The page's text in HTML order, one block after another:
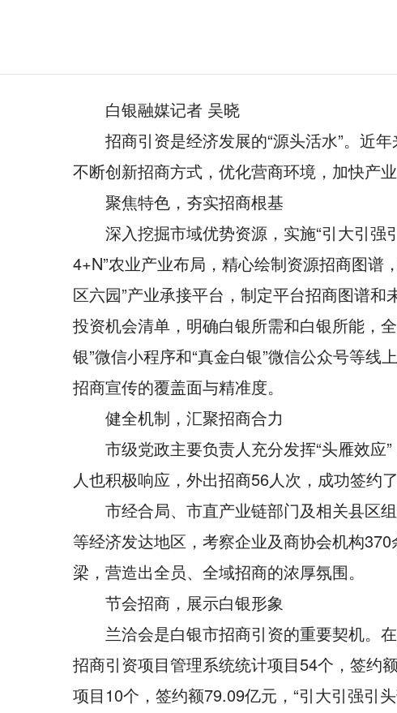
白银融媒记者 吴晓
招商引资是经济发展的“源头活水”。近
不断创新招商方式，优化营商环境，加快产
聚焦特色，夯实招商根基
深入挖掘市域优势资源，实施“引大引强
4+N”农业产业布局，精心绘制资源招商图
区六园”产业承接平台，制定平台招商图谱
投资机会清单，明确白银所需和白银所能，
银”微信小程序和“真金白银”微信公众号等
招商宣传的覆盖面与精准度。
健全机制，汇聚招商合力
市级党政主要负责人充分发挥“头雁效
人也积极响应，外出招商56人次，成功签约
市经合局、市直产业链部门及相关县区
等经济发达地区，考察企业及商协会机构
梁，营造出全员、全域招商的浓厚氛围。
节会招商，展示白银形象
兰洽会是白银市招商引资的重要契机。
招商引资项目管理系统统计项目54个，签约
项目10个，签约额79.09亿元，“引大引强引头